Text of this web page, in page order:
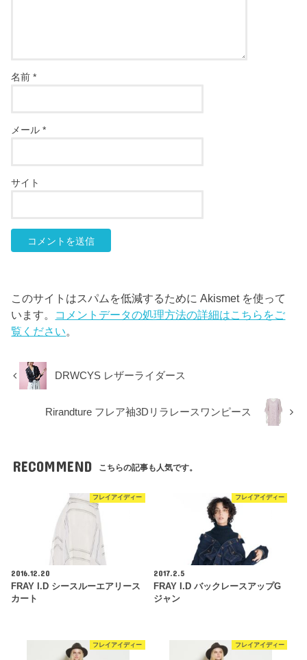
名前*
メール*
サイト
このサイトはスパムを低減するために Akismet を使って
います。 コメントデータの処理方法の詳細はこちらをご
覧ください。
DRWCYS レザーライダース
Rirandture フレア袖3Dリラレースワンピース
RECOMMEND こちらの記事も人気です。
フレイアイディー
2016.12.20
FRAY I.D シースルーエアリース
カート
フレイアイディー
2017.2.5
FRAY I.D バックレースアップG
ジャン
フレイアイディー フレイアイディー